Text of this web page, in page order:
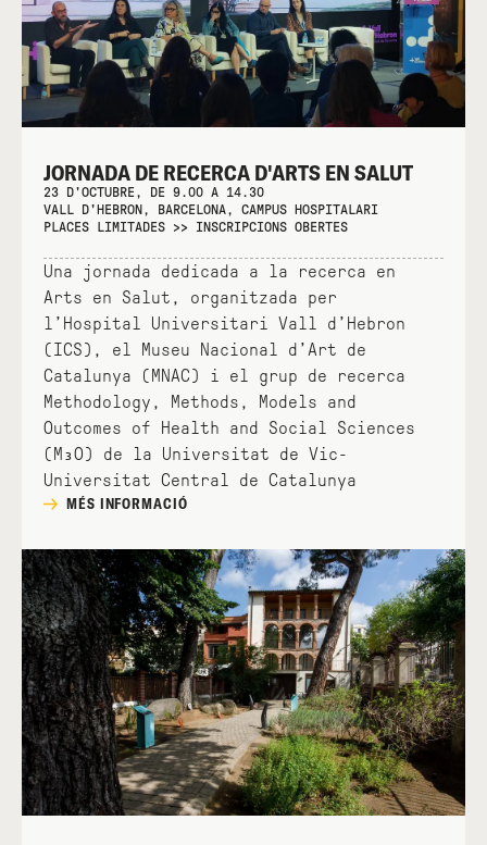
JORNADA DE RECERCA D'ARTS EN SALUT
23 D'OCTUBRE, DE 9.00 A 14.30
VALL D'HEBRON, BARCELONA, CAMPUS HOSPITALARI
PLACES LIMITADES >> INSCRIPCIONS OBERTES
Una jornada dedicada a la recerca en
Arts en Salut, organitzada per
l’Hospital Universitari Vall d’Hebron
(ICS), el Museu Nacional d’Art de
Catalunya (MNAC) i el grup de recerca
Methodology, Methods, Models and
Outcomes of Health and Social Sciences
(M₃O) de la Universitat de Vic-
Universitat Central de Catalunya
MÉS INFORMACIÓ